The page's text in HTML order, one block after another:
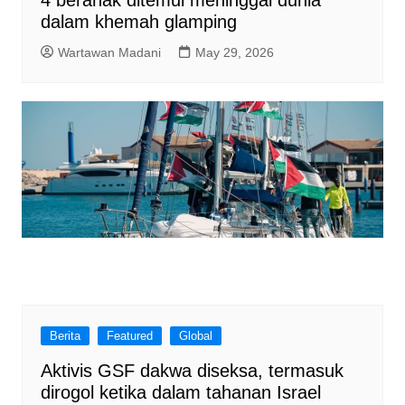
dalam khemah glamping
Wartawan Madani May 29, 2026
Berita Featured Global
Aktivis GSF dakwa diseksa, termasuk
dirogol ketika dalam tahanan Israel